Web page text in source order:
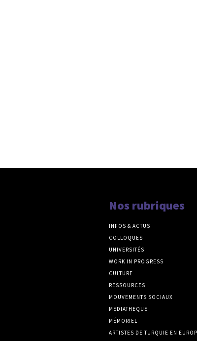
Nos rubriques
INFOS & ACTUS
COLLOQUES
UNIVERSITÉS
WORK IN PROGRESS
CULTURE
RESSOURCES
MOUVEMENTS SOCIAUX
MEDIATHEQUE
MÉMORIEL
ARTISTES DE TURQUIE EN